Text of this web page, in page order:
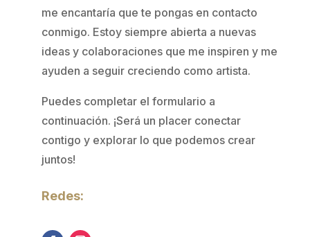
me encantaría que te pongas en contacto
conmigo. Estoy siempre abierta a nuevas
ideas y colaboraciones que me inspiren y me
ayuden a seguir creciendo como artista.
Puedes completar el formulario a
continuación. ¡Será un placer conectar
contigo y explorar lo que podemos crear
juntos!
Redes: